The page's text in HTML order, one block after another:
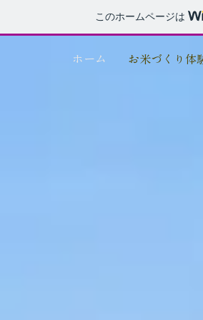
このホームページは
ホーム お米づくり体